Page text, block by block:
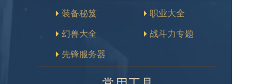
装备秘笈 职业大全
幻兽大全 战斗力专题
先锋服务器